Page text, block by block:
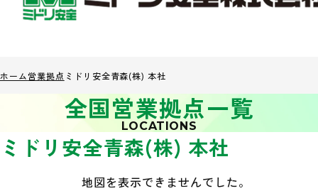
ホーム営業拠点 ミドリ安全青森(株) 本社
全国営業拠点一覧
LOCATIONS
ミドリ安全青森(株) 本社
地図を表示できませんでした。